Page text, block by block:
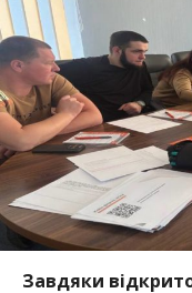
Завдяки